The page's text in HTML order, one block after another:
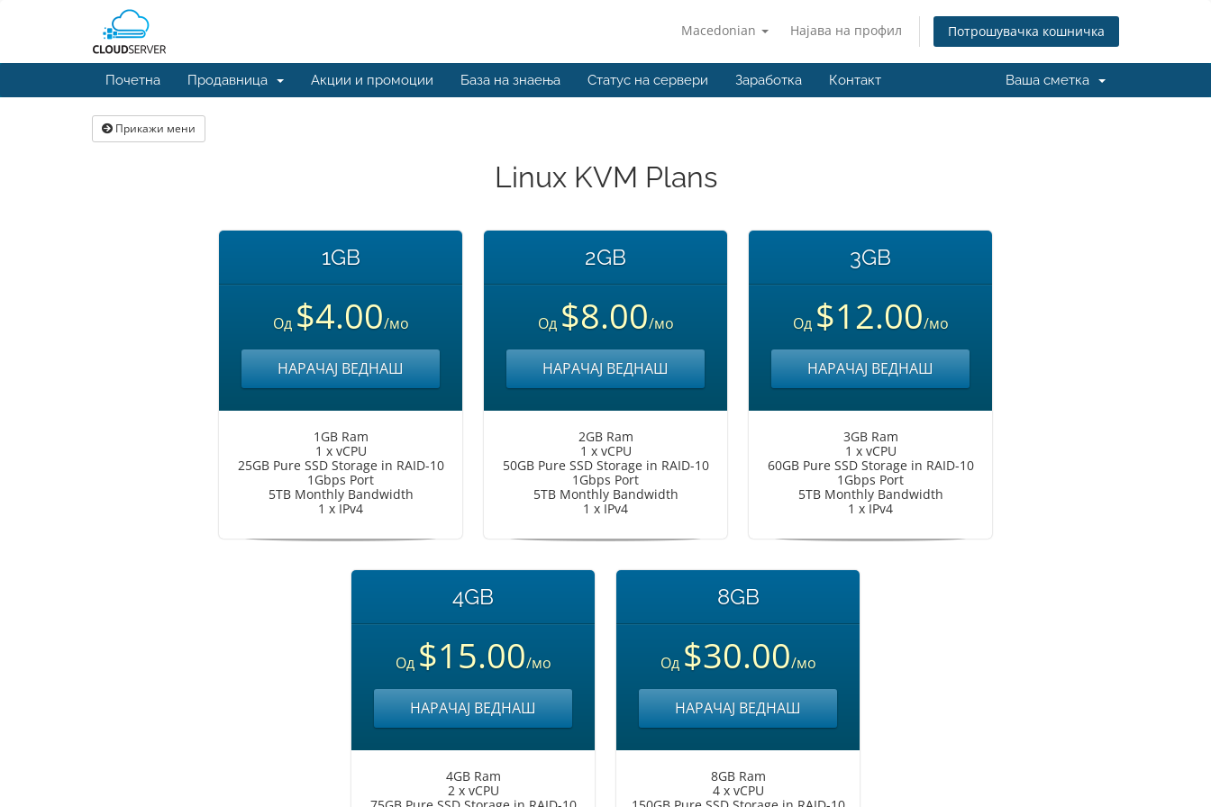
Macedonian Најава на профил Потрошувачка кошничка
Почетна Продавница Акции и промоции База на знаења Статус на сервери Заработка Контакт Ваша сметка
Прикажи мени
Linux KVM Plans
1GB
Од $4.00/мо
НАРАЧАЈ ВЕДНАШ
1GB Ram
1 x vCPU
25GB Pure SSD Storage in RAID-10
1Gbps Port
5TB Monthly Bandwidth
1 x IPv4
2GB
Од $8.00/мо
НАРАЧАЈ ВЕДНАШ
2GB Ram
1 x vCPU
50GB Pure SSD Storage in RAID-10
1Gbps Port
5TB Monthly Bandwidth
1 x IPv4
3GB
Од $12.00/мо
НАРАЧАЈ ВЕДНАШ
3GB Ram
1 x vCPU
60GB Pure SSD Storage in RAID-10
1Gbps Port
5TB Monthly Bandwidth
1 x IPv4
4GB
Од $15.00/мо
НАРАЧАЈ ВЕДНАШ
4GB Ram
2 x vCPU
8GB
Од $30.00/мо
НАРАЧАЈ ВЕДНАШ
8GB Ram
4 x vCPU